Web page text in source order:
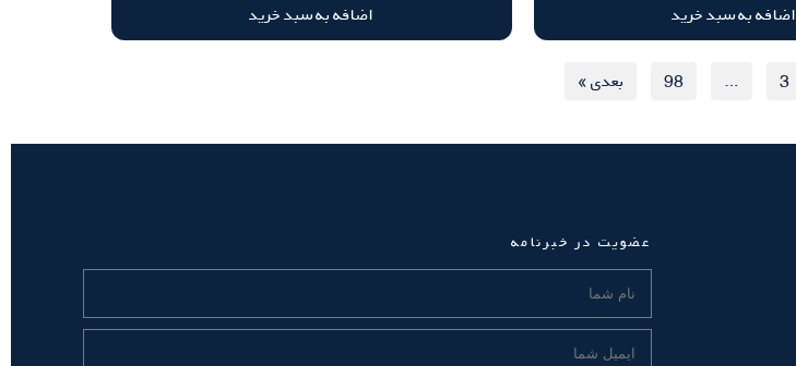
اضافه به سبد خرید
اضافه به سبد خرید
3
…
98 بعدی »
عضویت در خبرنامه